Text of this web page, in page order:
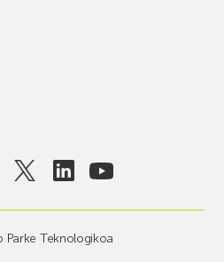
Teknologikoa